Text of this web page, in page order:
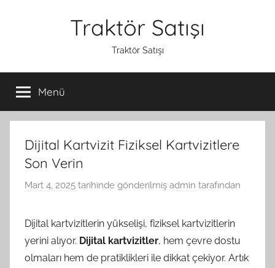
Traktör Satışı
Traktör Satışı
Menü
Dijital Kartvizit Fiziksel Kartvizitlere
Son Verin
Mart 4, 2025 tarihinde gönderilmiş admin tarafından
Dijital kartvizitlerin yükselişi, fiziksel kartvizitlerin
yerini alıyor. Dijital kartvizitler, hem çevre dostu
olmaları hem de pratiklikleri ile dikkat çekiyor. Artık